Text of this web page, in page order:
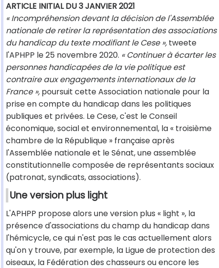
ARTICLE INITIAL DU 3 JANVIER 2021
« Incompréhension devant la décision de l'Assemblée
nationale de retirer la représentation des associations
du handicap du texte modifiant le Cese », tweete
l'APHPP le 25 novembre 2020. « Continuer à écarter les
personnes handicapées de la vie politique est
contraire aux engagements internationaux de la
France », poursuit cette Association nationale pour la
prise en compte du handicap dans les politiques
publiques et privées. Le Cese, c'est le Conseil
économique, social et environnemental, la « troisième
chambre de la République » française après
l'Assemblée nationale et le Sénat, une assemblée
constitutionnelle composée de représentants sociaux
(patronat, syndicats, associations).
Une version plus light
L'APHPP propose alors une version plus « light », la
présence d'associations du champ du handicap dans
l'hémicycle, ce qui n'est pas le cas actuellement alors
qu'on y trouve, par exemple, la Ligue de protection des
oiseaux, la Fédération des chasseurs ou encore les